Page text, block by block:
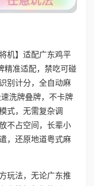
机】适配广东鸡平
精准适配，禁吃可碰
别计分，全自动麻
洗牌叠牌，不卡牌
式，无需复杂调
不占空间，长辈小
，还原地道粤式麻
玩法，无论广东推